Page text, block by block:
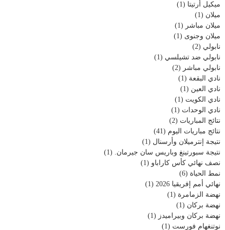
ميكيل أرتيتا (1)
ميلان (1)
ميلان مباشر (1)
ميلان وجنوى (1)
نابولي (2)
نابولي ضد تشيلسي (1)
نابولي مباشر (2)
نادي البقعة (1)
نادي العين (1)
نادي الكويت (1)
نادي الوحدات (1)
نتائج المباريات (2)
نتائج مباريات اليوم (41)
نتيجة إنترميلان وأرسنال (1)
نتيجة سبورتينغ وباريس سان جيرمان. (1)
نصف نهائي كأس كاراباو (1)
نمط الحياة (6)
نهائي أمم إفريقيا 2026
(1)
نهضة الزمامرة (1)
نهضة بركان (1)
نهضة بركان وبيراميدز (1)
نوتنغهام فورست (1)